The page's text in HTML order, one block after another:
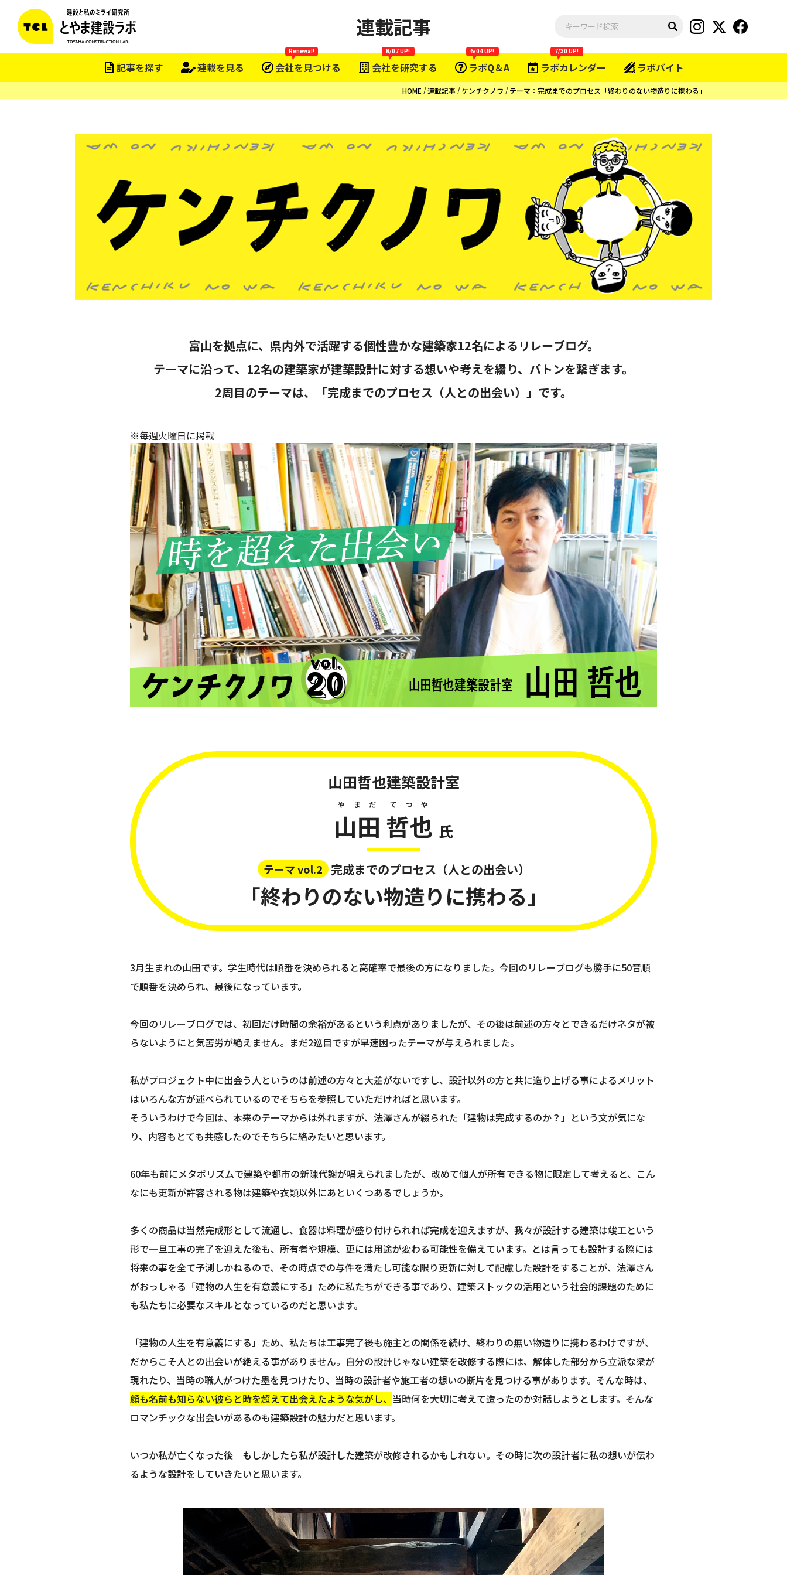
記事を探す 連載を見る 会社を見つける
Renewal!
会社を研究する
8/07 UP!
ラボQ＆A
6/04 UP!
ラボカレンダー
7/30 UP!
ラボバイト
連載記事
HOME 連載記事 ケンチクノワ テーマ：完成までのプロセス「終わりのない物造りに携わる」
富山を拠点に、県内外で活躍する個性豊かな建築家12名によるリレーブログ。
テーマに沿って、12名の建築家が建築設計に対する想いや考えを綴り、バトンを繋ぎます。
2周目のテーマは、「完成までのプロセス（人との出会い）」です。
※毎週火曜日に掲載
山田哲也建築設計室
山田
やまだ
哲也
てつや
氏
テーマ vol.2 完成までのプロセス（人との出会い）
「終わりのない物造りに携わる」
3月生まれの山田です。学生時代は順番を決められると高確率で最後の方になりました。今回のリレーブログも勝手に50音順
で順番を決められ、最後になっています。
今回のリレーブログでは、初回だけ時間の余裕があるという利点がありましたが、その後は前述の方々とできるだけネタが被
らないようにと気苦労が絶えません。まだ2巡目ですが早速困ったテーマが与えられました。
私がプロジェクト中に出会う人というのは前述の方々と大差がないですし、設計以外の方と共に造り上げる事によるメリット
はいろんな方が述べられているのでそちらを参照していただければと思います。
そういうわけで今回は、本来のテーマからは外れますが、法澤さんが綴られた「建物は完成するのか？」という文が気にな
り、内容もとても共感したのでそちらに絡みたいと思います。
60年も前にメタボリズムで建築や都市の新陳代謝が唱えられましたが、改めて個人が所有できる物に限定して考えると、こん
なにも更新が許容される物は建築や衣類以外にあといくつあるでしょうか。
多くの商品は当然完成形として流通し、食器は料理が盛り付けられれば完成を迎えますが、我々が設計する建築は竣工という
形で一旦工事の完了を迎えた後も、所有者や規模、更には用途が変わる可能性を備えています。とは言っても設計する際には
将来の事を全て予測しかねるので、その時点での与件を満たし可能な限り更新に対して配慮した設計をすることが、法澤さん
がおっしゃる「建物の人生を有意義にする」ために私たちができる事であり、建築ストックの活用という社会的課題のために
も私たちに必要なスキルとなっているのだと思います。
「建物の人生を有意義にする」ため、私たちは工事完了後も施主との関係を続け、終わりの無い物造りに携わるわけですが、
だからこそ人との出会いが絶える事がありません。自分の設計じゃない建築を改修する際には、解体した部分から立派な梁が
現れたり、当時の職人がつけた墨を見つけたり、当時の設計者や施工者の想いの断片を見つける事があります。そんな時は、
顔も名前も知らない彼らと時を超えて出会えたような気がし、 当時何を大切に考えて造ったのか対話しようとします。そんな
ロマンチックな出会いがあるのも建築設計の魅力だと思います。
いつか私が亡くなった後 もしかしたら私が設計した建築が改修されるかもしれない。その時に次の設計者に私の想いが伝わ
るような設計をしていきたいと思います。